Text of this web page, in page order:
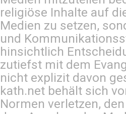
religiöse Inhalte auf
Medien zu setzen,
und
hinsichtlich
zutiefst mit dem
nicht explizit davon
kath.net behält sich
Normen verletzen,